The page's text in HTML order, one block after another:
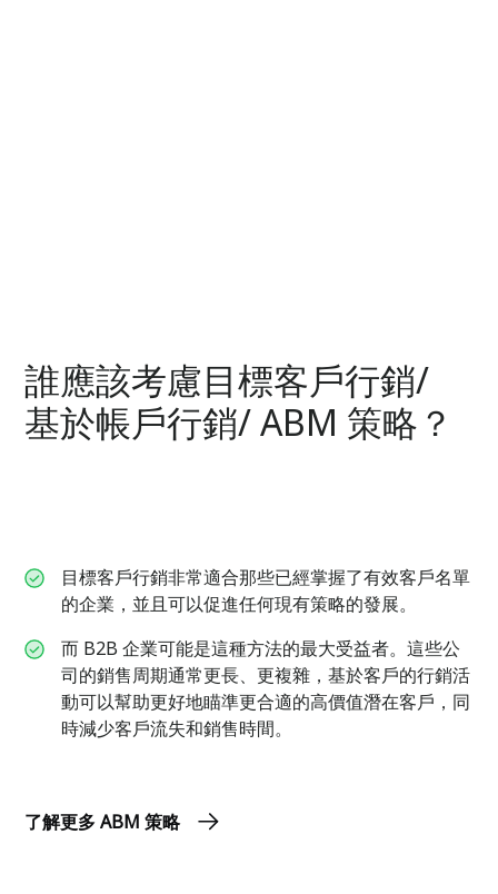
誰應該考慮目標客戶行銷/
基於帳戶行銷/ ABM 策略？
目標客戶行銷非常適合那些已經掌握了有效客戶名單
的企業，並且可以促進任何現有策略的發展。
而 B2B 企業可能是這種方法的最大受益者。這些公
司的銷售周期通常更長、更複雜，基於客戶的行銷活
動可以幫助更好地瞄準更合適的高價值潛在客戶，同
時減少客戶流失和銷售時間。
了解更多 ABM 策略